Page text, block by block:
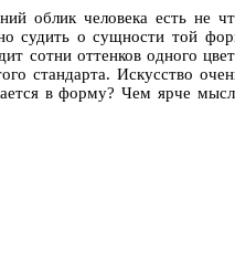
облик человека есть не
о сущности той
сотни оттенков одного
стандарта. Искусство
в форму? Чем ярче